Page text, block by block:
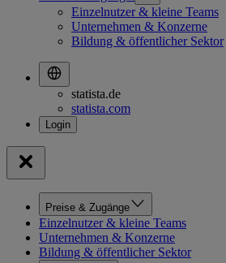
Einzelnutzer & kleine Teams
Unternehmen & Konzerne
Bildung & öffentlicher Sektor
statista.de
statista.com
Preise & Zugänge
Einzelnutzer & kleine Teams
Unternehmen & Konzerne
Bildung & öffentlicher Sektor